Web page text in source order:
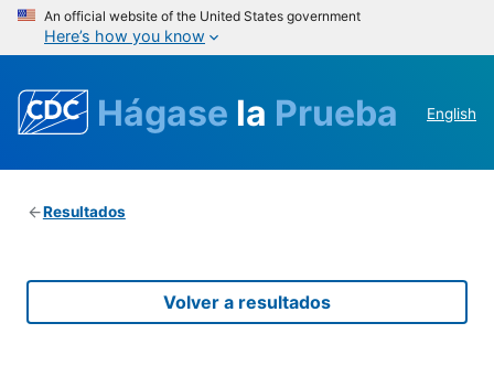
An official website of the United States government
Here’s how you know
Hágase la Prueba English
Resultados
Volver a resultados